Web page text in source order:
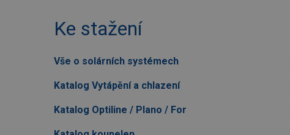
Ke stažení
Vše o solárních systémech
Katalog Vytápění a chlazení
Katalog Optiline / Plano / For